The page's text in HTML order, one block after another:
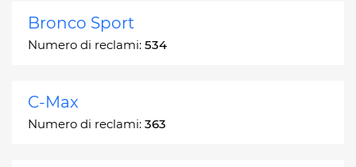
Bronco Sport
Numero di reclami: 534
C-Max
Numero di reclami: 363